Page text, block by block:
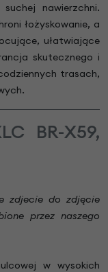
nawierzchni.
łożyskowanie, a
ułatwiające
skutecznego i
trasach,
BR-X59,
zdjecie do zdjęcie
przez naszego
w wysokich